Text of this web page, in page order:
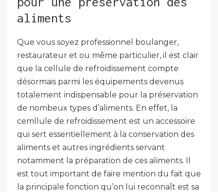
aliments
Que vous soyez professionnel boulanger,
restaurateur et ou même particulier, il est clair
que la cellule de refroidissement compte
désormais parmi les équipements devenus
totalement indispensable pour la préservation
de nombeux types d’aliments. En effet, la
cemllule de refroidissement est un accessoire
qui sert essentiellement à la conservation des
aliments et autres ingrédients servant
notamment la préparation de ces aliments. Il
est tout important de faire mention du fait que
la principale fonction qu’on lui reconnaît est sa